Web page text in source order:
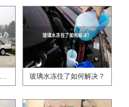
驾驶证到期没有换,逾期怎么办?? 玻璃水冻住了如何解决？